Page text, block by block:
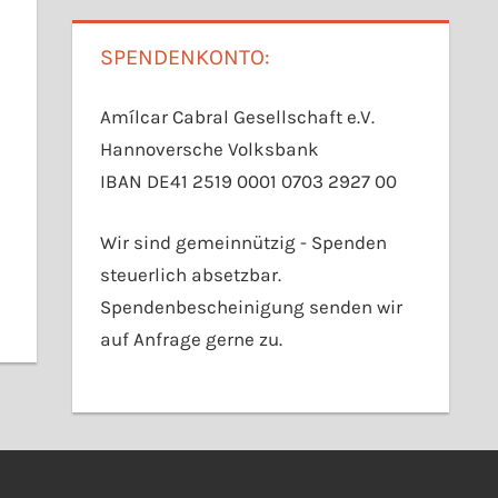
SPENDENKONTO:
Amílcar Cabral Gesellschaft e.V.
Hannoversche Volksbank
IBAN DE41 2519 0001 0703 2927 00
Wir sind gemeinnützig - Spenden
steuerlich absetzbar.
Spendenbescheinigung senden wir
auf Anfrage gerne zu.